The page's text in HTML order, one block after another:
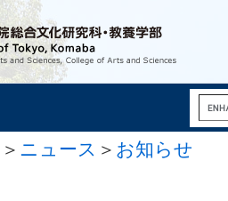
＞ ニュース ＞ お知らせ